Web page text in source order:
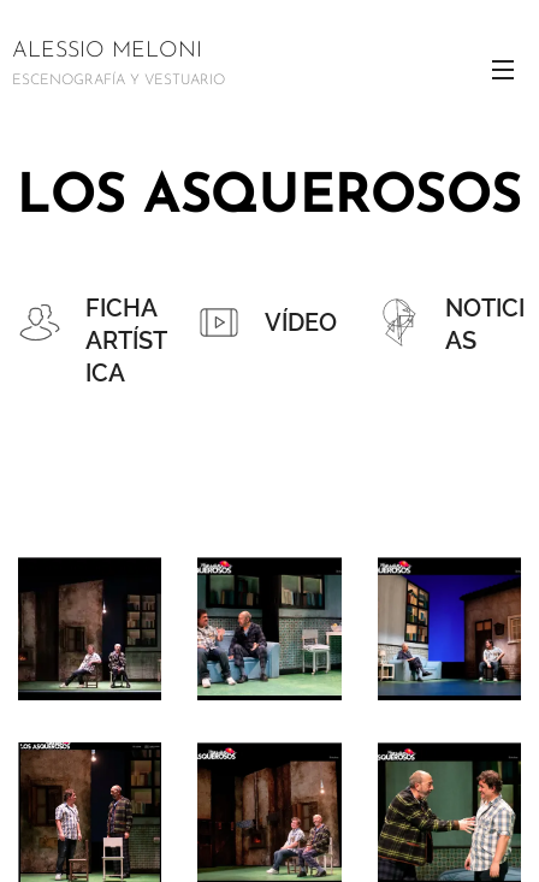
ALESSIO MELONI
ESCENOGRAFÍA Y VESTUARIO
LOS ASQUEROSOS
FICHA
ARTÍST
ICA
VÍDEO
NOTICI
AS